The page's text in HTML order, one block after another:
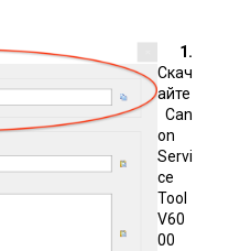
1.
Скач
айте
Can
on
Servi
ce
Tool
V60
00